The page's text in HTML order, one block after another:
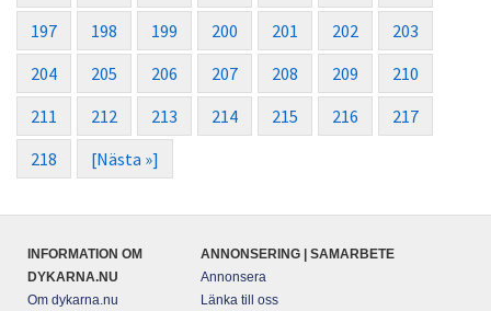
197
198 199 200 201 202
203
204
205 206 207 208 209
210
211
212 213 214 215 216
217
218
[Nästa »]
INFORMATION OM
DYKARNA.NU
Om dykarna.nu
ANNONSERING | SAMARBETE
Annonsera
Länka till oss